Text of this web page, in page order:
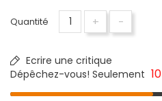
Quantité + -
Ecrire une critique
Dépêchez-vous! Seulement 10